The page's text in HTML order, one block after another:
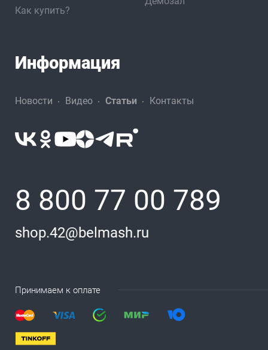
Как купить?
Информация
Новости Видео Статьи Контакты
8 800 77 00 789
shop.42@belmash.ru
Принимаем к оплате